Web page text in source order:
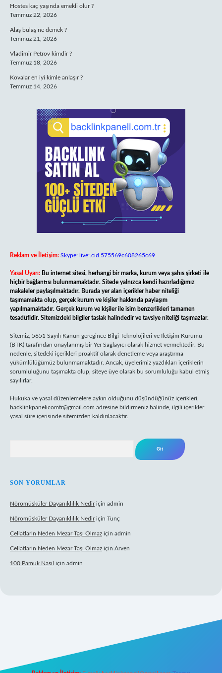
Hostes kaç yaşında emekli olur ?
Temmuz 22, 2026
Alaş bulaş ne demek ?
Temmuz 21, 2026
Vladimir Petrov kimdir ?
Temmuz 18, 2026
Kovalar en iyi kimle anlaşır ?
Temmuz 14, 2026
Reklam ve İletişim: Skype: live:.cid.575569c608265c69
Yasal Uyarı: Bu internet sitesi, herhangi bir marka, kurum veya şahıs şirketi ile
hiçbir bağlantısı bulunmamaktadır. Sitede yalnızca kendi hazırladığımız
makaleler paylaşılmaktadır. Burada yer alan içerikler haber niteliği
taşımamakta olup, gerçek kurum ve kişiler hakkında paylaşım
yapılmamaktadır. Gerçek kurum ve kişiler ile isim benzerlikleri tamamen
tesadüfidir. Sitemizdeki bilgiler taslak halindedir ve tavsiye niteliği taşımazlar.
Sitemiz, 5651 Sayılı Kanun gereğince Bilgi Teknolojileri ve İletişim Kurumu
(BTK) tarafından onaylanmış bir Yer Sağlayıcı olarak hizmet vermektedir. Bu
nedenle, sitedeki içerikleri proaktif olarak denetleme veya araştırma
yükümlülüğümüz bulunmamaktadır. Ancak, üyelerimiz yazdıkları içeriklerin
sorumluluğunu taşımakta olup, siteye üye olarak bu sorumluluğu kabul etmiş
sayılırlar.
Hukuka ve yasal düzenlemelere aykırı olduğunu düşündüğünüz içerikleri,
backlinkpanelicomtr@gmail.com adresine bildirmeniz halinde, ilgili içerikler
yasal süre içerisinde sitemizden kaldırılacaktır.
SON YORUMLAR
Nöromüsküler Dayanıklılık Nediriçin admin
Nöromüsküler Dayanıklılık Nediriçin Tunç
Cellatlarin Neden Mezar Taşı Olmaz için admin
Cellatlarin Neden Mezar Taşı Olmaz için Arven
100 Pamuk Nasıl için admin